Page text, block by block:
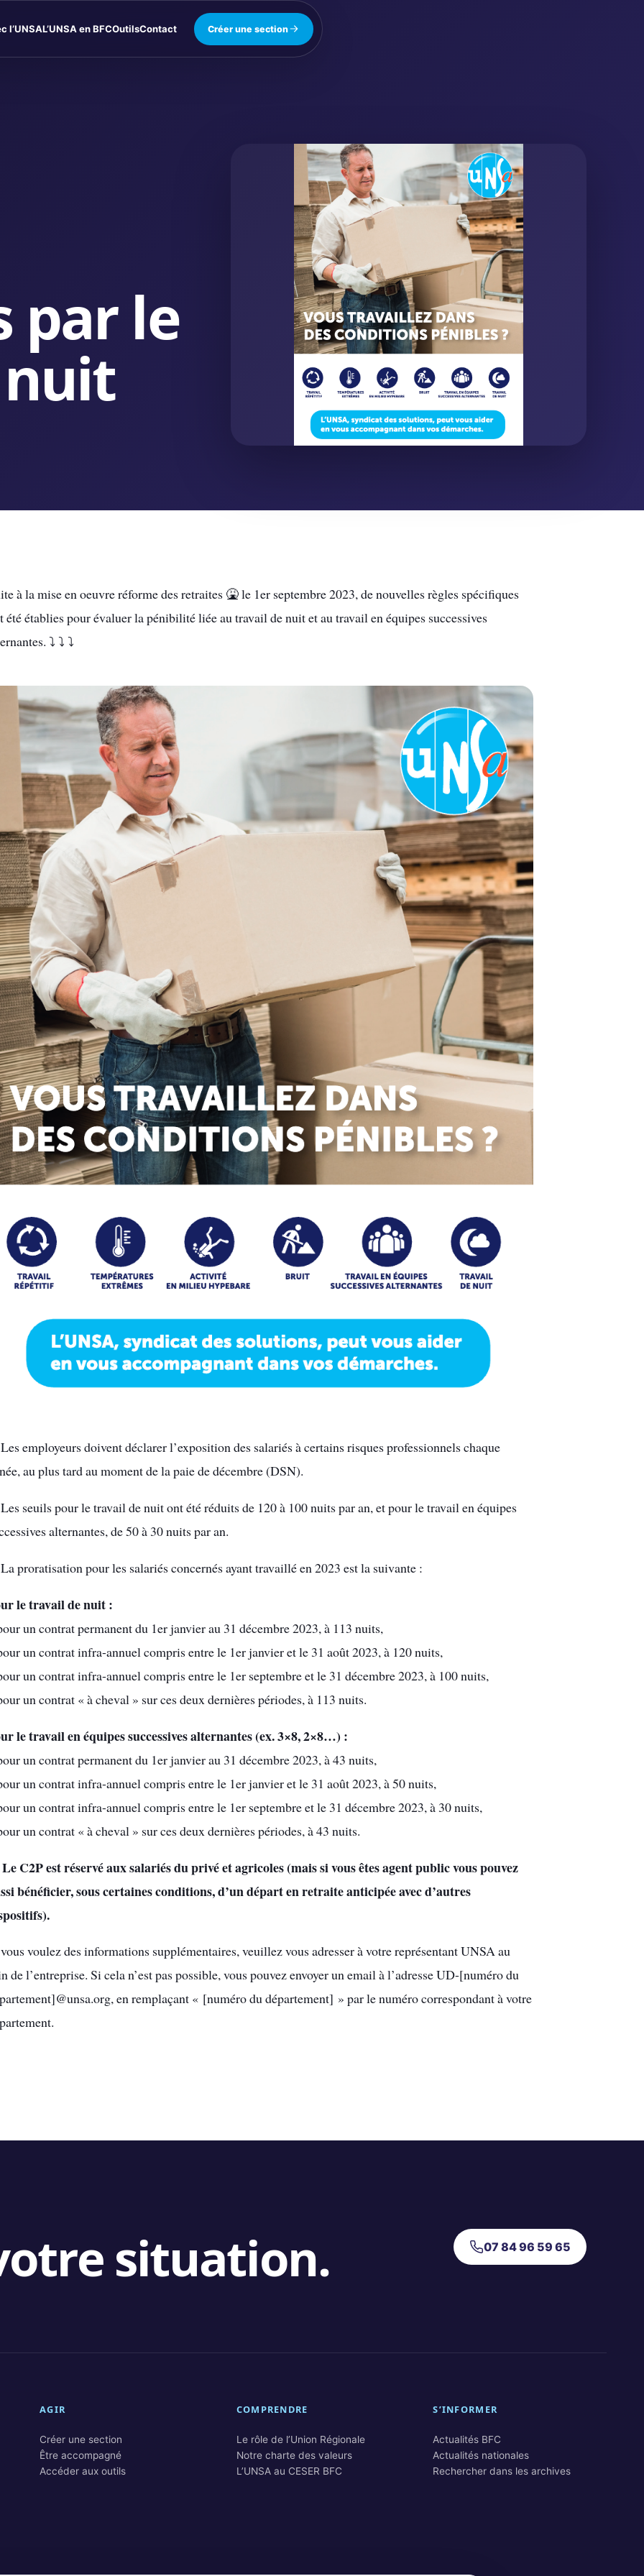
l’UNSAL’UNSA en BFCOutilsContact Créer une section
par le
à la mise en oeuvre réforme des retraites 🤮 le 1er septembre 2023, de nouvelles règles spécifiques
été établies pour évaluer la pénibilité liée au travail de nuit et au travail en équipes successives
⤵️ ⤵️ ⤵️
employeurs doivent déclarer l’exposition des salariés à certains risques professionnels chaque
au plus tard au moment de la paie de décembre (DSN).
seuils pour le travail de nuit ont été réduits de 120 à 100 nuits par an, et pour le travail en équipes
alternantes, de 50 à 30 nuits par an.
proratisation pour les salariés concernés ayant travaillé en 2023 est la suivante :
le travail de nuit :
un contrat permanent du 1er janvier au 31 décembre 2023, à 113 nuits,
un contrat infra-annuel compris entre le 1er janvier et le 31 août 2023, à 120 nuits,
un contrat infra-annuel compris entre le 1er septembre et le 31 décembre 2023, à 100 nuits,
un contrat « à cheval » sur ces deux dernières périodes, à 113 nuits.
le travail en équipes successives alternantes (ex. 3×8, 2×8…) :
un contrat permanent du 1er janvier au 31 décembre 2023, à 43 nuits,
un contrat infra-annuel compris entre le 1er janvier et le 31 août 2023, à 50 nuits,
un contrat infra-annuel compris entre le 1er septembre et le 31 décembre 2023, à 30 nuits,
un contrat « à cheval » sur ces deux dernières périodes, à 43 nuits.
C2P est réservé aux salariés du privé et agricoles (mais si vous êtes agent public vous pouvez
bénéficier, sous certaines conditions, d’un départ en retraite anticipée avec d’autres
voulez des informations supplémentaires, veuillez vous adresser à votre représentant UNSA au
de l’entreprise. Si cela n’est pas possible, vous pouvez envoyer un email à l’adresse UD-[numéro du
en remplaçant « [numéro du département] » par le numéro correspondant à votre
situation. 07 84 96 59 65
AGIR
Créer une section
Être accompagné
Accéder aux outils
COMPRENDRE
Le rôle de l’Union Régionale
Notre charte des valeurs
L’UNSA au CESER BFC
S’INFORMER
Actualités BFC
Actualités nationales
Rechercher dans les archives